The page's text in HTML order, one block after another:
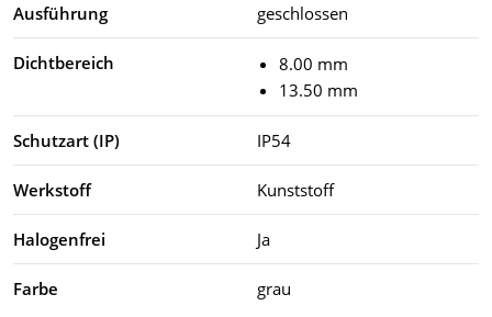
Ausführung geschlossen
Dichtbereich
8.00 mm
13.50 mm
Schutzart (IP) IP54
Werkstoff Kunststoff
Halogenfrei Ja
Farbe grau